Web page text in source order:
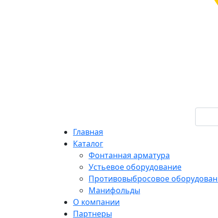
Главная
Каталог
Фонтанная арматура
Устьевое оборудование
Противовыбросовое
Манифольды
О компании
Партнеры